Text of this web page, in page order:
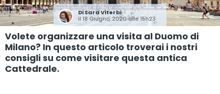
DiSara Viterbi
il 18 Giugno, 2020 alle 15h23
Volete organizzare una visita al Duomo di
Milano? In questo articolo troverai i nostri
consigli su come visitare questa antica
Cattedrale.